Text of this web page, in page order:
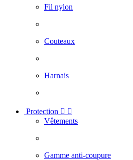
Fil nylon
Couteaux
Harnais
Protection  
Vêtements
Gamme anti-coupure